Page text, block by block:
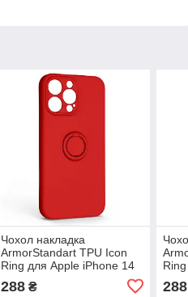
Чохол накладка
ArmorStandart TPU Icon
Ring для Apple iPhone 14
Pro Max Red (ARM68719)
288₴ 288